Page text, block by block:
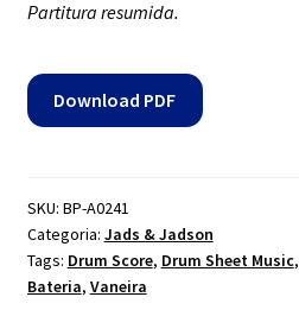
Dúvidas
Partitura resumida.
Download PDF
SKU: BP-A0241
Categoria: Jads & Jadson
Tags: Drum Score, Drum Sheet Music,
Bateria, Vaneira